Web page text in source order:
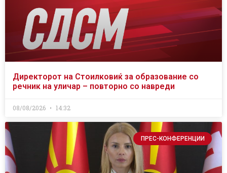
Директорот на Стоилковиќ за образование со
речник на уличар – повторно со навреди
08/08/2026 14:32
ПРЕС-КОНФЕРЕНЦИИ